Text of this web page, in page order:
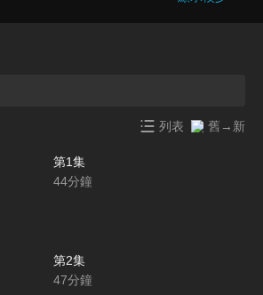
列表 舊→新
第1集
44分鐘
第2集
47分鐘